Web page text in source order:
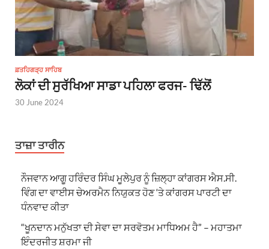
ਫ਼ਤਹਿਗੜ੍ਹ ਸਾਹਿਬ
ਲੋਕਾਂ ਦੀ ਸੁਰੱਖਿਆ ਸਾਡਾ ਪਹਿਲਾ ਫਰਜ- ਢਿੱਲੋਂ
30 June 2024
ਤਾਜ਼ਾ ਤਾਰੀਨ
ਨੌਜਵਾਨ ਆਗੂ ਹਰਿੰਦਰ ਸਿੰਘ ਮੂਲੇਪੁਰ ਨੂੰ ਜ਼ਿਲ੍ਹਾ ਕਾਂਗਰਸ ਐਸ.ਸੀ.
ਵਿੰਗ ਦਾ ਵਾਈਸ ਚੇਅਰਮੈਨ ਨਿਯੁਕਤ ਹੋਣ ‘ਤੇ ਕਾਂਗਰਸ ਪਾਰਟੀ ਦਾ
ਧੰਨਵਾਦ ਕੀਤਾ
“ਖੂਨਦਾਨ ਮਨੁੱਖਤਾ ਦੀ ਸੇਵਾ ਦਾ ਸਰਵੋਤਮ ਮਾਧਿਅਮ ਹੈ” – ਮਹਾਤਮਾ
ਇੰਦਰਜੀਤ ਸ਼ਰਮਾ ਜੀ